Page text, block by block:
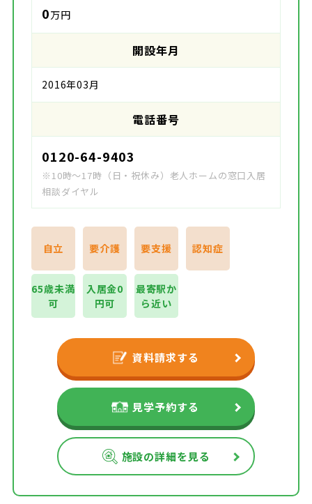
0万円
開設年月
2016年03月
電話番号
0120-64-9403
※10時～17時（日・祝休み）老人ホームの窓口入居
相談ダイヤル
自立 要介護 要支援 認知症
65歳未満
可
入居金0
円可
最寄駅か
ら近い
資料請求する
見学予約する
施設の詳細を見る